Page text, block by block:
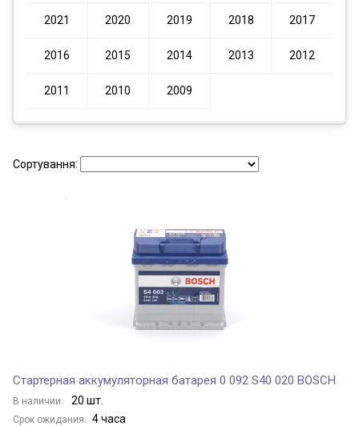
2021 2020 2019 2018 2017
2016 2015 2014 2013 2012
2011 2010 2009
Сортування:
Стартерная аккумуляторная батарея 0 092 S40 020 BOSCH
В наличии: 20 шт.
Срок ожидания: 4 часа